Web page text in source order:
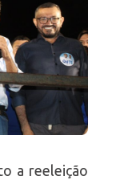
a reeleição